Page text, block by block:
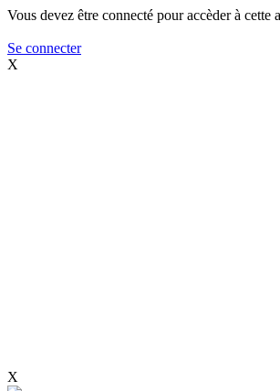
Vous devez être connecté pour accèder à cette
Se connecter
X
X